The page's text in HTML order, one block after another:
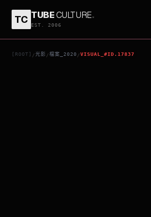
TC TUBECULTURE.
EST. 2006
[ROOT] /光影 /檔案_2020 /VISUAL_#ID.17837
911算命律師